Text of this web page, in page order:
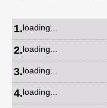
1.loading...
2.loading...
3.loading...
4.loading...